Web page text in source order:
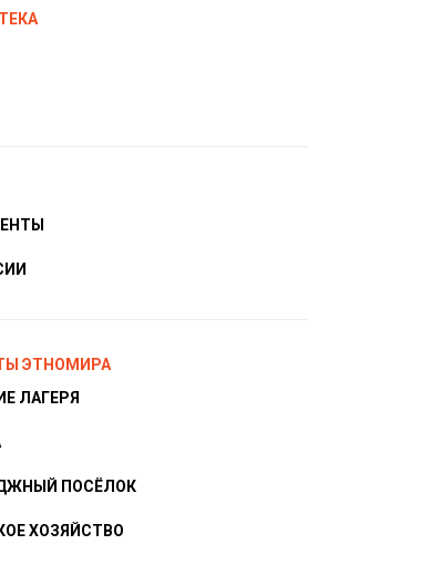
ЭТНОМИРА
ЛАГЕРЯ
ПОСЁЛОК
ХОЗЯЙСТВО